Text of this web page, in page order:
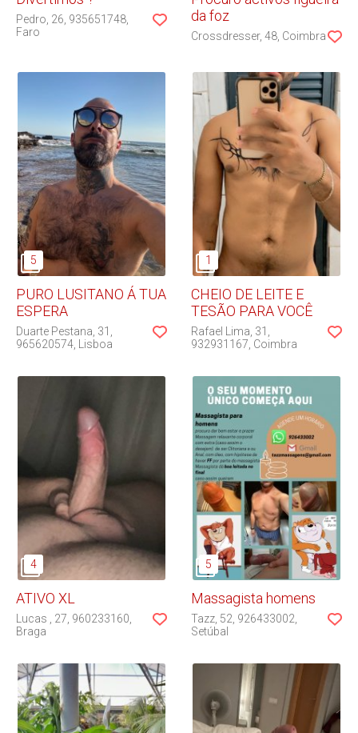
Pedro 26 935651748
Faro
da foz
Crossdresser 48 Coimbra
PURO LUSITANO Á TUA
ESPERA
Duarte Pestana 31
965620574 Lisboa
CHEIO DE LEITE E
TESÃO PARA VOCÊ
Rafael Lima 31
932931167 Coimbra
ATIVO XL
Lucas 27 960233160
Braga
Massagista homens
Tazz 52 926433002
Setúbal